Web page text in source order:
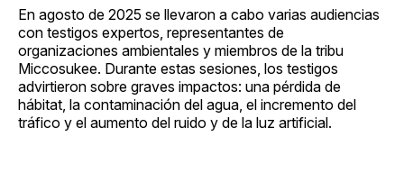
En agosto de 2025 se llevaron a cabo varias audiencias
con testigos expertos, representantes de
organizaciones ambientales y miembros de la tribu
Miccosukee. Durante estas sesiones, los testigos
advirtieron sobre graves impactos: una pérdida de
hábitat, la contaminación del agua, el incremento del
tráfico y el aumento del ruido y de la luz artificial.